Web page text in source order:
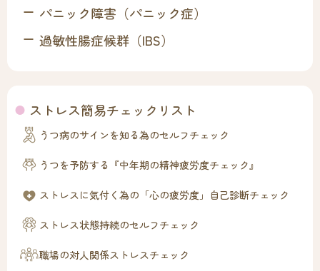
パニック障害（パニック症）
過敏性腸症候群（IBS）
ストレス簡易チェックリスト
うつ病のサインを知る為のセルフチェック
うつを予防する『中年期の精神疲労度チェック』
ストレスに気付く為の「心の疲労度」自己診断チェック
ストレス状態持続のセルフチェック
職場の対人関係ストレスチェック